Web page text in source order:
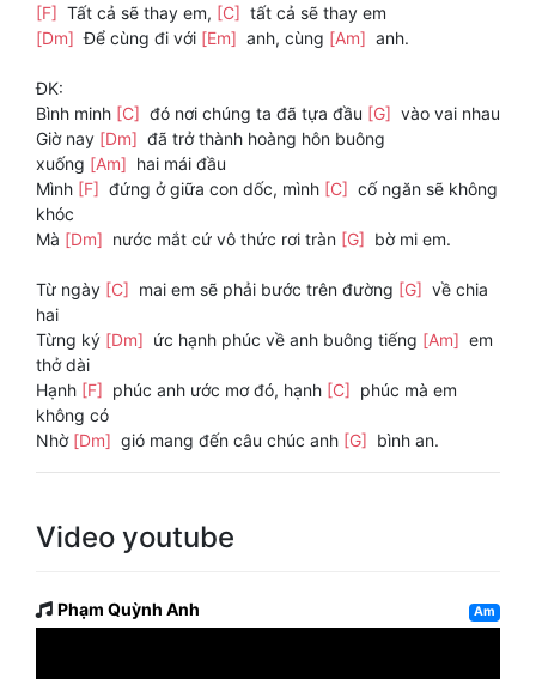
[F] Tất cả sẽ thay em, [C] tất cả sẽ thay em
[Dm] Để cùng đi với [Em] anh, cùng [Am] anh.
ĐK:
Bình minh [C] đó nơi chúng ta đã tựa đầu [G] vào vai nhau
Giờ nay [Dm] đã trở thành hoàng hôn buông
xuống [Am] hai mái đầu
Mình [F] đứng ở giữa con dốc, mình [C] cố ngăn sẽ không
khóc
Mà [Dm] nước mắt cứ vô thức rơi tràn [G] bờ mi em.
Từ ngày [C] mai em sẽ phải bước trên đường [G] về chia
hai
Từng ký [Dm] ức hạnh phúc về anh buông tiếng [Am] em
thở dài
Hạnh [F] phúc anh ước mơ đó, hạnh [C] phúc mà em
không có
Nhờ [Dm] gió mang đến câu chúc anh [G] bình an.
Video youtube
Phạm Quỳnh Anh Am